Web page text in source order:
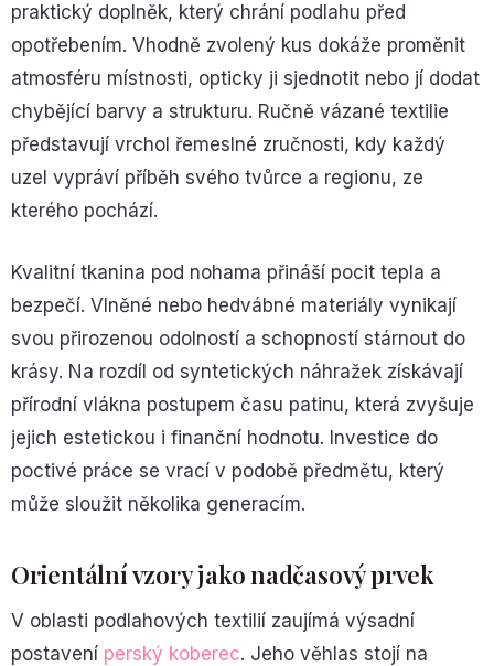
praktický doplněk, který chrání podlahu před
opotřebením. Vhodně zvolený kus dokáže proměnit
atmosféru místnosti, opticky ji sjednotit nebo jí dodat
chybějící barvy a strukturu. Ručně vázané textilie
představují vrchol řemeslné zručnosti, kdy každý
uzel vypráví příběh svého tvůrce a regionu, ze
kterého pochází.
Kvalitní tkanina pod nohama přináší pocit tepla a
bezpečí. Vlněné nebo hedvábné materiály vynikají
svou přirozenou odolností a schopností stárnout do
krásy. Na rozdíl od syntetických náhražek získávají
přírodní vlákna postupem času patinu, která zvyšuje
jejich estetickou i finanční hodnotu. Investice do
poctivé práce se vrací v podobě předmětu, který
může sloužit několika generacím.
Orientální vzory jako nadčasový prvek
V oblasti podlahových textilií zaujímá výsadní
postavení perský koberec. Jeho věhlas stojí na